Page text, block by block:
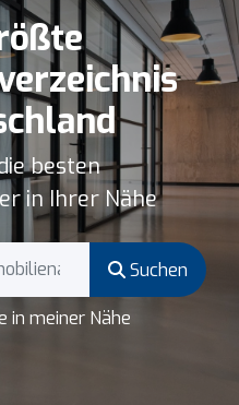
besten
in Ihrer Nähe
Suchen
in meiner Nähe